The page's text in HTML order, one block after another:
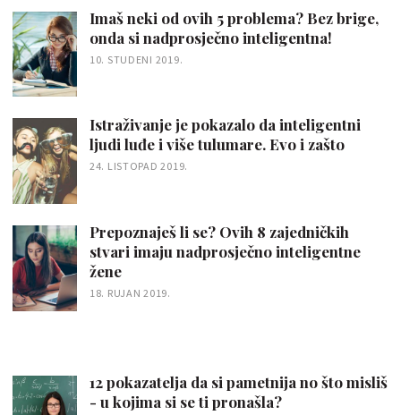
Imaš neki od ovih 5 problema? Bez brige,
onda si nadprosječno inteligentna!
10. STUDENI 2019.
Istraživanje je pokazalo da inteligentni
ljudi luđe i više tulumare. Evo i zašto
24. LISTOPAD 2019.
Prepoznaješ li se? Ovih 8 zajedničkih
stvari imaju nadprosječno inteligentne
žene
18. RUJAN 2019.
12 pokazatelja da si pametnija no što misliš
- u kojima si se ti pronašla?